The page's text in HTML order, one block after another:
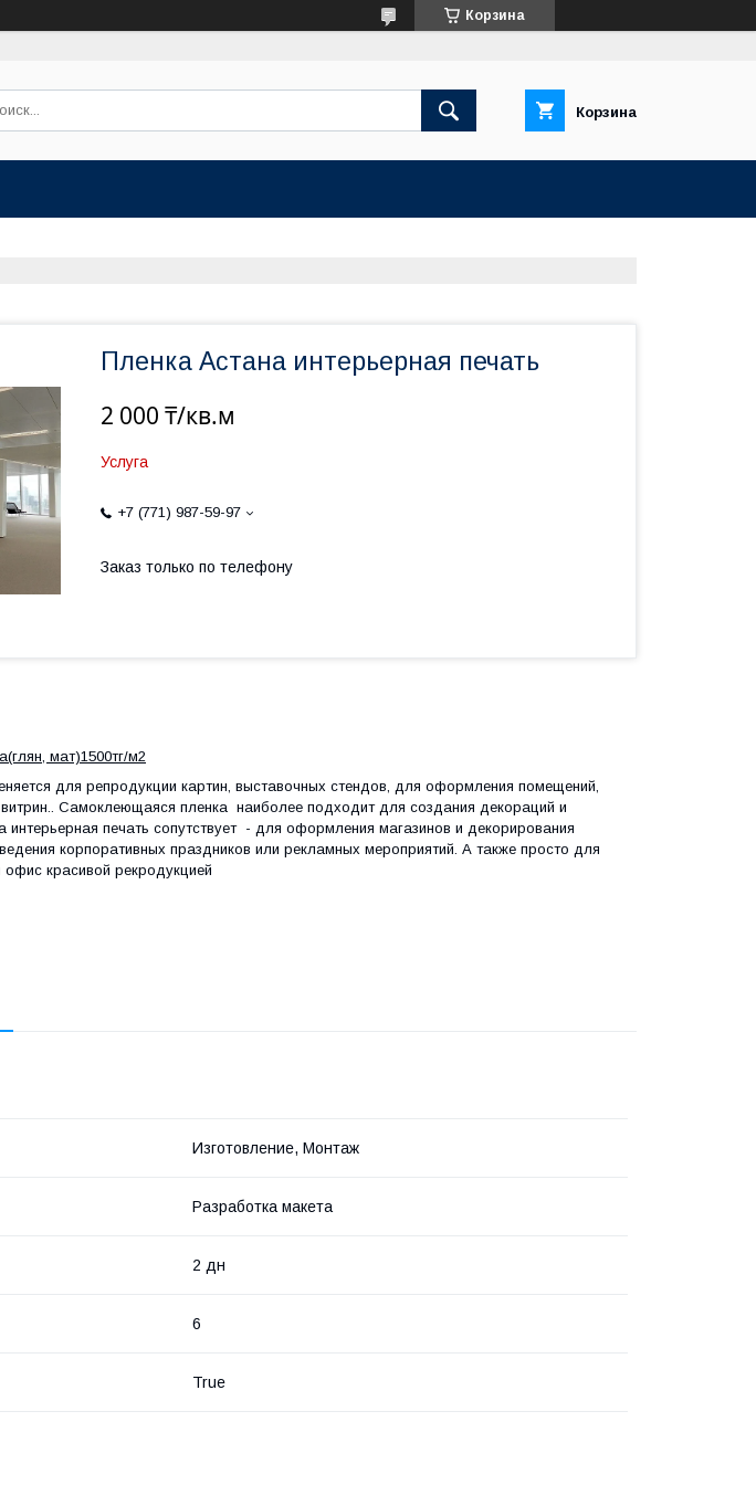
Корзина
Корзина
Пленка Астана интерьерная печать
2 000 ₸/кв.м
Услуга
+7 (771) 987-59-97
Заказ только по телефону
(глян, мат)1500тг/м2
для репродукции картин, выставочных стендов, для оформления помещений,
Самоклеющаяся пленка наиболее подходит для создания декораций и
интерьерная печать сопутствует - для оформления магазинов и декорирования
корпоративных праздников или рекламных мероприятий. А также просто для
красивой рекродукцией
Изготовление, Монтаж
Разработка макета
2 дн
6
True